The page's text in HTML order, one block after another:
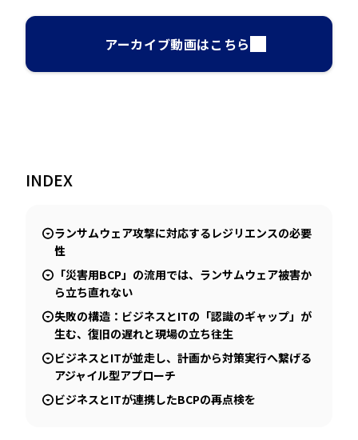
アーカイブ動画はこちら
INDEX
ランサムウェア攻撃に対応するレジリエンスの必要
性
「災害用BCP」の流用では、ランサムウェア被害か
ら立ち直れない
失敗の構造：ビジネスとITの「認識のギャップ」が
生む、復旧の遅れと現場の立ち往生
ビジネスとITが並走し、計画から対策実行へ繋げる
アジャイル型アプローチ
ビジネスとITが連携したBCPの再点検を